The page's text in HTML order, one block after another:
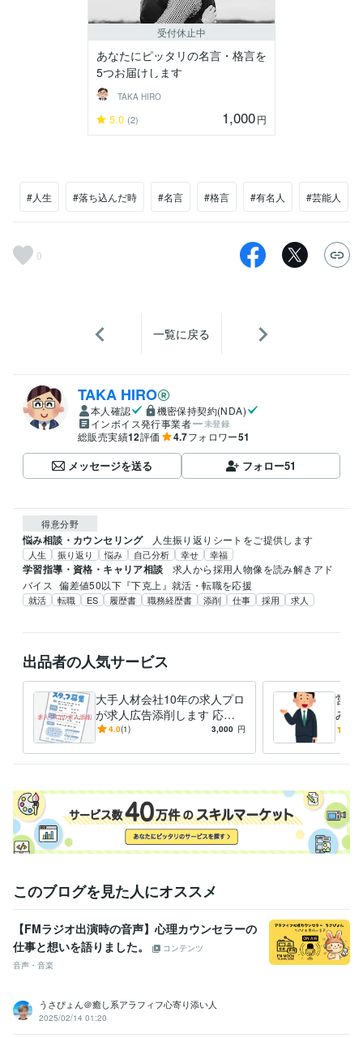
受付休止中
あなたにピッタリの名言・格言を
5つお届けします
TAKA HIRO
5.0 (2) 1,000円
#人生 #落ち込んだ時 #名言 #格言 #有名人 #芸能人
0
一覧に戻る
TAKA HIRO
本人確認
機密保持契約(NDA)
インボイス発行事業者
未登録
総販売実績12評価 4.7フォロワー51
メッセージを送る フォロー51
得意分野
悩み相談・カウンセリング 人生振り返りシートをご提供します
人生 振り返り 悩み 自己分析 幸せ 幸福
学習指導・資格・キャリア相談
求人から採用人物像を読み解きアド
バイス
偏差値50以下『下克上』就活・転職を応援
就活 転職 ES 履歴書 職務経歴書 添削 仕事 採用 求人
出品者の人気サービス
大手人材会社10年の求人プロ
が求人広告添削します 応募
が来ない、採用できない、採
談を
4.0(1) 3,000 円
営業
み相
なし
このブログを見た人にオススメ
【FMラジオ出演時の音声】心理カウンセラーの
仕事と想いを語りました。
コンテンツ
音声・音楽
うさぴょん＠癒し系アラフィフ心寄り添い人
2025/02/14 01:20